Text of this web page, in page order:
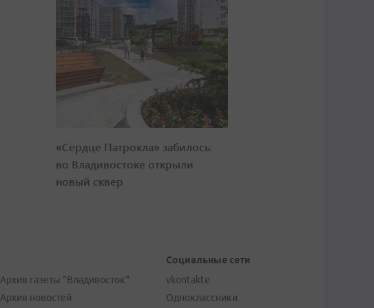
«Сердце Патрокла» забилось:
во Владивостоке открыли
новый сквер
Архив газеты "Владивосток"
Архив новостей
Социальные сети
vkontakte
Одноклассники